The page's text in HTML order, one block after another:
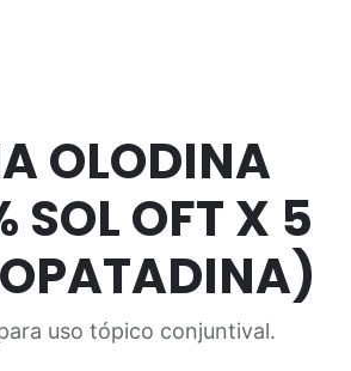
OLODINA
SOL OFT X 5
uso tópico conjuntival.